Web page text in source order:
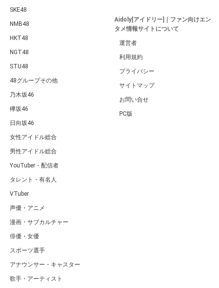
SKE48
NMB48
HKT48
NGT48
STU48
48グループその他
乃木坂46
欅坂46
日向坂46
女性アイドル総合
男性アイドル総合
YouTuber・配信者
タレント・有名人
VTuber
声優・アニメ
漫画・サブカルチャー
俳優・女優
スポーツ選手
アナウンサー・キャスター
歌手・アーティスト
Aidoly[アイドリー]｜ファン向けエン
タメ情報サイトについて
運営者
利用規約
プライバシー
サイトマップ
お問い合せ
PC版